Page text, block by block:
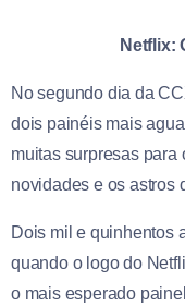
Netflix:
No segundo dia da
dois painéis mais
muitas surpresas para
novidades e os astros
Dois mil e quinhentos
quando o logo do
o mais esperado